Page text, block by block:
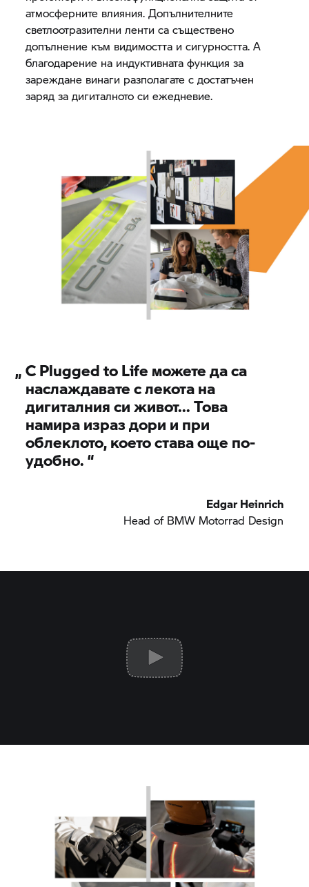
атмосферните влияния. Допълнителните
светлоотразителни ленти са съществено
допълнение към видимостта и сигурността. А
благодарение на индуктивната функция за
зареждане винаги разполагате с достатъчен
заряд за дигиталното си ежедневие.
„С Plugged to Life можете да са
наслаждавате с лекота на
дигиталния си живот... Това
намира израз дори и при
облеклото, което става още по-
удобно.“
Edgar Heinrich
Head of BMW Motorrad Design